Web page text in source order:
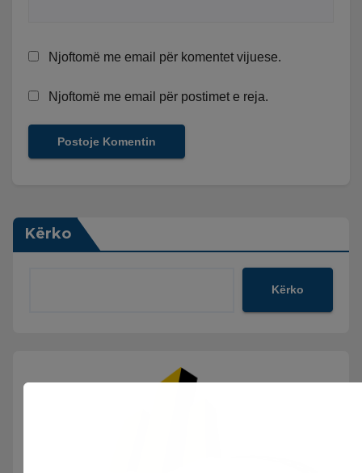
Njoftomë me email për komentet vijuese.
Njoftomë me email për postimet e reja.
Kërko
Kërko